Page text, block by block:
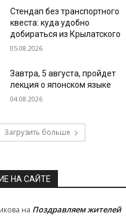
Стендап без транспортного
квеста: куда удобно
добираться из Крылатского
05.08.2026
Завтра, 5 августа, пройдет
лекция о японском языке
04.08.2026
Загрузить больше
НА САЙТЕ
на Поздравляем жителей